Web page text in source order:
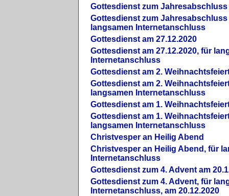
Gottesdienst zum Jahresabschluss
Gottesdienst zum Jahresabschluss
langsamen Internetanschluss
Gottesdienst am 27.12.2020
Gottesdienst am 27.12.2020, für
Internetanschluss
Gottesdienst am 2.
Gottesdienst am 2.
langsamen Internetanschluss
Gottesdienst am 1.
Gottesdienst am 1.
langsamen Internetanschluss
Christvesper an Heilig Abend
Christvesper an Heilig Abend, für
Internetanschluss
Gottesdienst zum 4. Advent am
Gottesdienst zum 4. Advent, für
Internetanschluss, am 20.12.2020